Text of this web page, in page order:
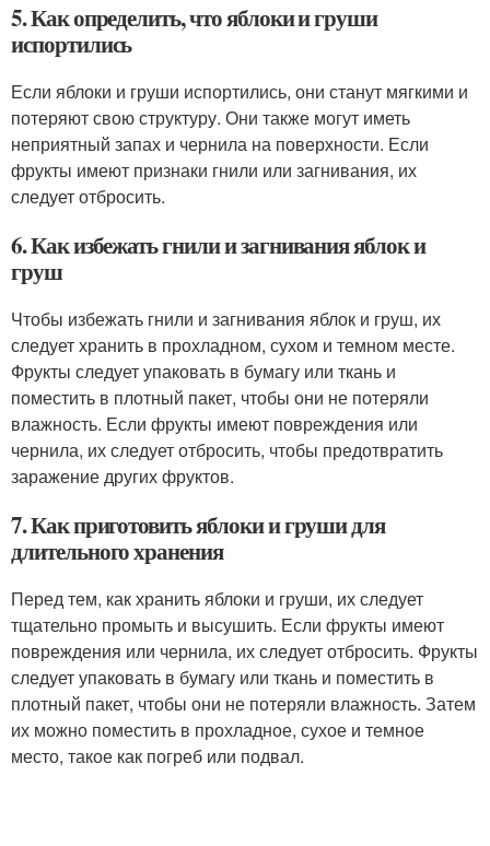
5. Как определить, что яблоки и груши
испортились
Если яблоки и груши испортились, они станут мягкими и
потеряют свою структуру. Они также могут иметь
неприятный запах и чернила на поверхности. Если
фрукты имеют признаки гнили или загнивания, их
следует отбросить.
6. Как избежать гнили и загнивания яблок и
груш
Чтобы избежать гнили и загнивания яблок и груш, их
следует хранить в прохладном, сухом и темном месте.
Фрукты следует упаковать в бумагу или ткань и
поместить в плотный пакет, чтобы они не потеряли
влажность. Если фрукты имеют повреждения или
чернила, их следует отбросить, чтобы предотвратить
заражение других фруктов.
7. Как приготовить яблоки и груши для
длительного хранения
Перед тем, как хранить яблоки и груши, их следует
тщательно промыть и высушить. Если фрукты имеют
повреждения или чернила, их следует отбросить. Фрукты
следует упаковать в бумагу или ткань и поместить в
плотный пакет, чтобы они не потеряли влажность. Затем
их можно поместить в прохладное, сухое и темное
место, такое как погреб или подвал.